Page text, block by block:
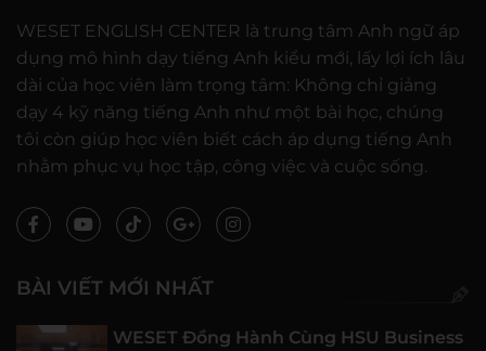
WESET ENGLISH CENTER là trung tâm Anh ngữ áp
dụng mô hình dạy tiếng Anh kiểu mới, lấy lợi ích lâu
dài của học viên làm trọng tâm: Không chỉ giảng
dạy 4 kỹ năng tiếng Anh như một bài học, chúng
tôi còn giúp học viên biết cách áp dụng tiếng Anh
nhằm phục vụ học tập, công việc và cuộc sống.
BÀI VIẾT MỚI NHẤT
WESET Đồng Hành Cùng HSU Business